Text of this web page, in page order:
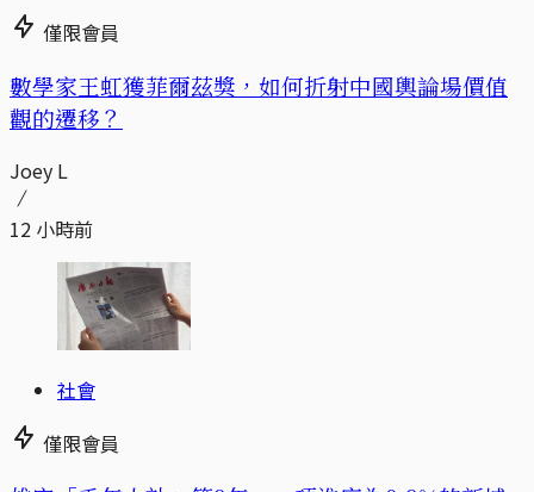
僅限會員
數學家王虹獲菲爾茲獎，如何折射中國輿論場價值
觀的遷移？
Joey L
12 小時前
社會
僅限會員